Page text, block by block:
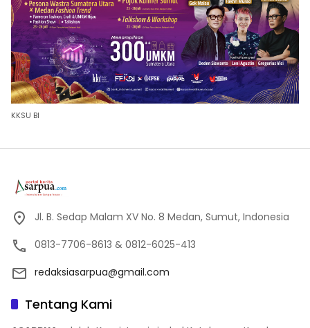
KKSU BI
Jl. B. Sedap Malam XV No. 8 Medan, Sumut, Indonesia
0813-7706-8613 & 0812-6025-413
redaksiasarpua@gmail.com
Tentang Kami